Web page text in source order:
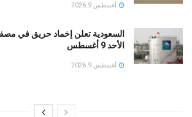
أغسطس 9, 2026
السعودية تعلن إخماد حريق في
الأحد 9 أغسطس
أغسطس 9, 2026